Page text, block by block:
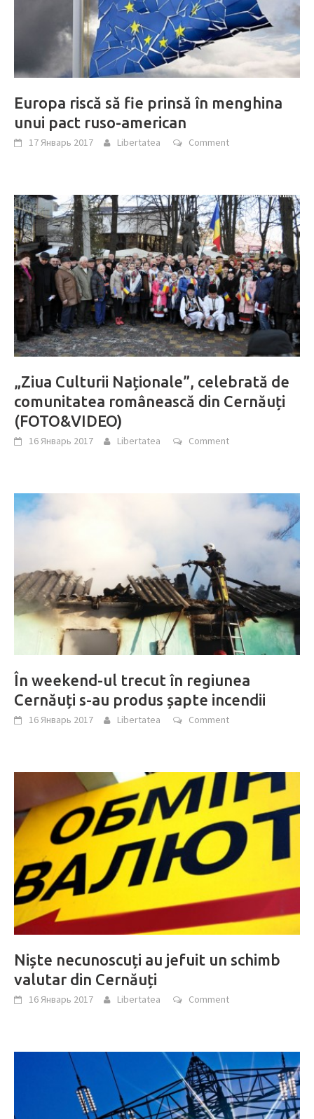
Europa riscă să fie prinsă în menghina
unui pact ruso-american
17 Январь 2017 Libertatea Comment
„Ziua Culturii Naționale”, celebrată de
comunitatea românească din Cernăuți
(FOTO&VIDEO)
16 Январь 2017 Libertatea Comment
În weekend-ul trecut în regiunea
Cernăuți s-au produs șapte incendii
16 Январь 2017 Libertatea Comment
Niște necunoscuți au jefuit un schimb
valutar din Cernăuți
16 Январь 2017 Libertatea Comment